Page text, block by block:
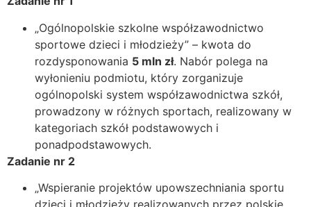
„Ogólnopolskie szkolne współzawodnictwo
sportowe dzieci i młodzieży” – kwota do
rozdysponowania 5 mln zł. Nabór polega na
wyłonieniu podmiotu, który zorganizuje
ogólnopolski system współzawodnictwa szkół,
prowadzony w różnych sportach, realizowany w
kategoriach szkół podstawowych i
ponadpodstawowych.
Zadanie nr 2
„Wspieranie projektów upowszechniania sportu